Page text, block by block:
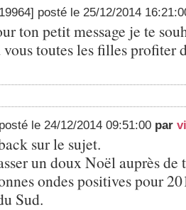
posté le 25/12/2014
ton petit message je te
toutes les filles profiter
le 24/12/2014 09:51:00 par
sur le sujet.
un doux Noël auprès de
ondes positives pour
Sud.